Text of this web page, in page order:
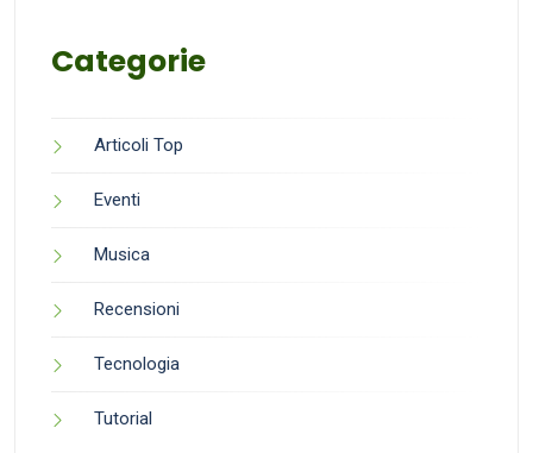
Categorie
Articoli Top
Eventi
Musica
Recensioni
Tecnologia
Tutorial